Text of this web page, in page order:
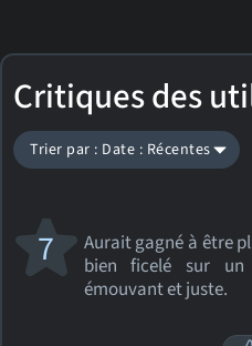
Critiques des
Trier par : Date : Récentes
Aurait gagné à être
bien ficelé sur un
émouvant et juste.
7